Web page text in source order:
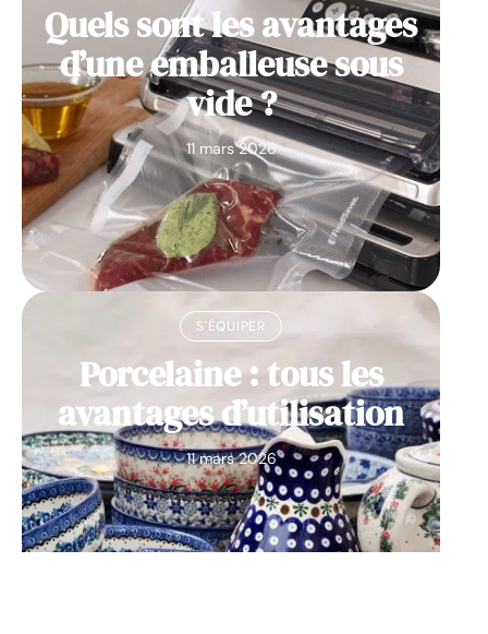
Quels sont les avantages
d’une emballeuse sous
vide ?
11 mars 2026
S'ÉQUIPER
Porcelaine : tous les
avantages d’utilisation
11 mars 2026